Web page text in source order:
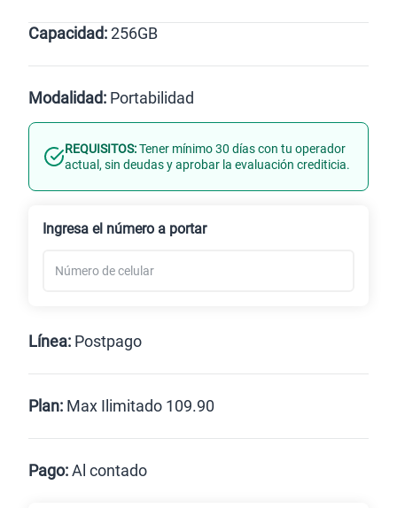
Azul
Capacidad:256GB
256GB
Modalidad: Portabilidad
Línea Nueva Portabilidad
REQUISITOS:Tener mínimo 30 días con tu operador
actual, sin deudas y aprobar la evaluación crediticia.
Ingresa el número a portar
Línea: Postpago
Postpago
Plan: Max Ilimitado 109.90
Pago:Al contado